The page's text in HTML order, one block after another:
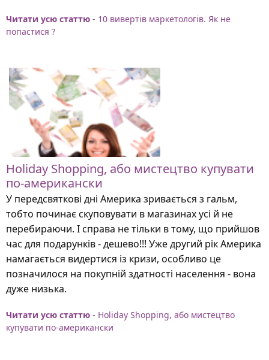
Читати усю статтю - 10 вивертів маркетологів. Як не
попастися ?
Holiday Shopping, або мистецтво купувати
по-американски
У передсвяткові дні Америка зривається з гальм,
тобто починає скуповувати в магазинах усі й не
перебираючи. І справа не тільки в тому, що прийшов
час для подарунків - дешево!!! Уже другий рік Америка
намагається видертися із кризи, особливо це
позначилося на покупній здатності населення - вона
дуже низька.
Читати усю статтю - Holiday Shopping, або мистецтво
купувати по-американски